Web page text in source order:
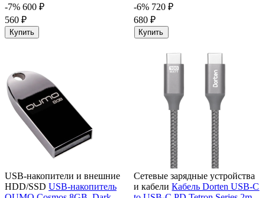
-7% 600 ₽
560 ₽
Купить
-6% 720 ₽
680 ₽
Купить
USB-накопители и внешние
HDD/SSD USB-накопитель
Сетевые зарядные устройства
и кабели Кабель Dorten USB-C